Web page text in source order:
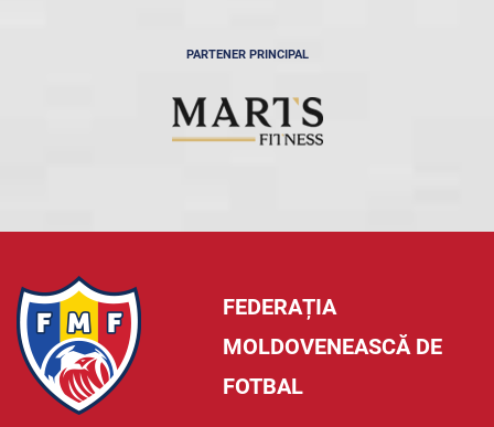
PARTENER PRINCIPAL
FEDERAȚIA
MOLDOVENEASCĂ DE
FOTBAL